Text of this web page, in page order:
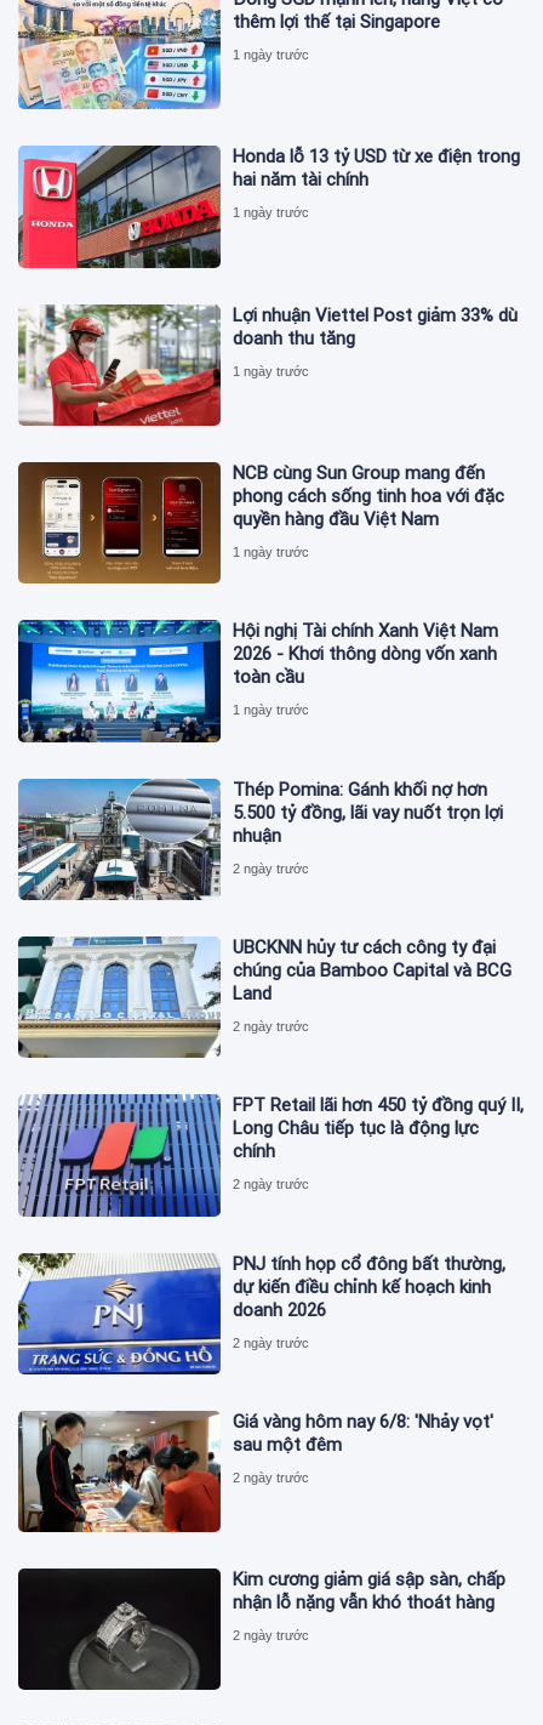
thêm lợi thế tại Singapore
1 ngày trước
Honda lỗ 13 tỷ USD từ xe điện trong
hai năm tài chính
1 ngày trước
Lợi nhuận Viettel Post giảm 33% dù
doanh thu tăng
1 ngày trước
NCB cùng Sun Group mang đến
phong cách sống tinh hoa với đặc
quyền hàng đầu Việt Nam
1 ngày trước
Hội nghị Tài chính Xanh Việt Nam
2026 - Khơi thông dòng vốn xanh
toàn cầu
1 ngày trước
Thép Pomina: Gánh khối nợ hơn
5.500 tỷ đồng, lãi vay nuốt trọn lợi
nhuận
2 ngày trước
UBCKNN hủy tư cách công ty đại
chúng của Bamboo Capital và BCG
Land
2 ngày trước
FPT Retail lãi hơn 450 tỷ đồng quý II,
Long Châu tiếp tục là động lực
chính
2 ngày trước
PNJ tính họp cổ đông bất thường,
dự kiến điều chỉnh kế hoạch kinh
doanh 2026
2 ngày trước
Giá vàng hôm nay 6/8: 'Nhảy vọt'
sau một đêm
2 ngày trước
Kim cương giảm giá sập sàn, chấp
nhận lỗ nặng vẫn khó thoát hàng
2 ngày trước